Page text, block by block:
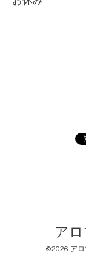
ア
©2026 ア